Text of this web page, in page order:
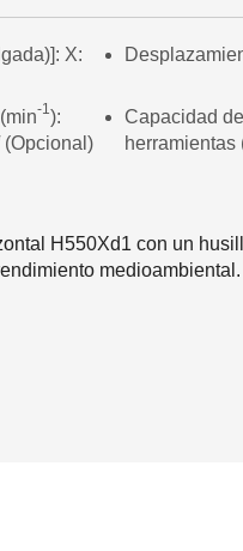
X:
-1):
(Opcional)
Capacidad
herramientas
H550Xd1 con un
medioambiental.